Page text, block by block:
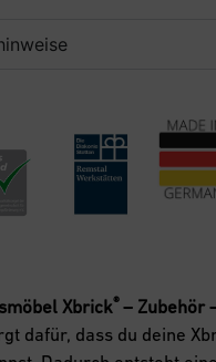
Xbrick® – Zubehör
dafür, dass du deine